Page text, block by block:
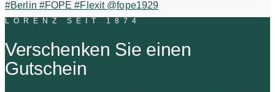
LORENZ SEIT 1874
Verschenken Sie einen
Gutschein